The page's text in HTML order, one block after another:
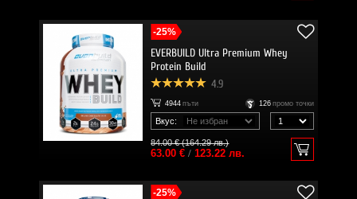
-25%
EVERBUILD Ultra Premium Whey
Protein Build
4.9
4944 пъти 126 промо точки
Вкус:
84.00 € (164.29 лв.)
63.00 €/ 123.22 лв.
-25%